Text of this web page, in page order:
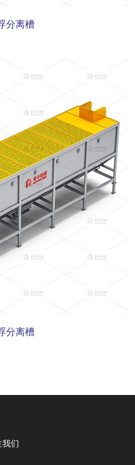
分离槽
分离槽
们